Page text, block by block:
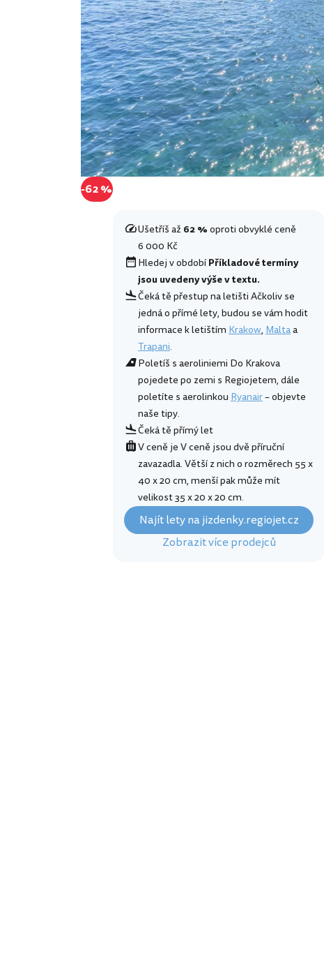
-62 %
Ušetříš až62 %oproti obvyklé ceně
6 000 Kč
Hledej v obdobíPříkladové termíny
jsou uvedeny výše v textu.
Čeká tě přestup na letišti Ačkoliv se
jedná o přímé lety, budou se vám hodit
informace k letištímKrakow,Maltaa
Trapani.
Poletíš s aeroliniemi Do Krakova
pojedete po zemi s Regiojetem, dále
poletíte s aerolinkouRyanair– objevte
naše tipy.
Čeká tě přímý let
V ceně je V ceně jsou dvě příruční
zavazadla. Větší z nich o rozměrech 55 x
40 x 20 cm, menší pak může mít
velikost 35 x 20 x 20 cm.
Najít lety na jizdenky.regiojet.cz
Zobrazit více prodejců